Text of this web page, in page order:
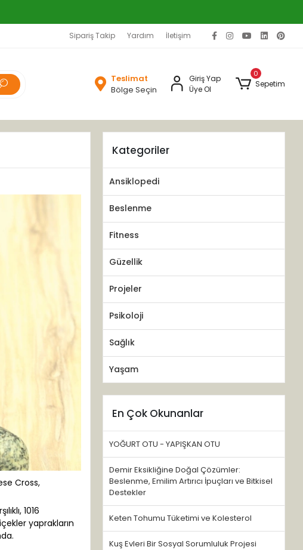
Sipariş Takip Yardım İletişim
Teslimat
Bölge Seçin
Giriş Yap
Üye Ol
0
Sepetim
Cross,
1016
yaprakların
Kategoriler
Ansiklopedi
Beslenme
Fitness
Güzellik
Projeler
Psikoloji
Sağlık
Yaşam
En Çok Okunanlar
YOĞURT OTU - YAPIŞKAN OTU
Demir Eksikliğine Doğal Çözümler:
Beslenme, Emilim Artırıcı İpuçları ve Bitkisel
Destekler
Keten Tohumu Tüketimi ve Kolesterol
Kuş Evleri Bir Sosyal Sorumluluk Projesi